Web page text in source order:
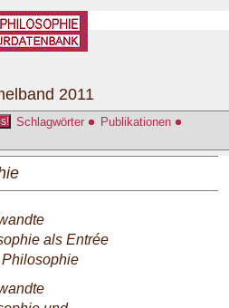
Schlagwörter
Publikationen
2011
als Entrée